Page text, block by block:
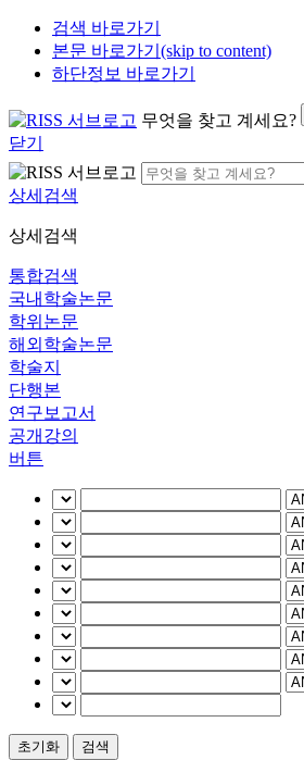
검색 바로가기
본문 바로가기(skip to content)
하단정보 바로가기
무엇을 찾고 계세요?
닫기
상세검색
상세검색
통합검색
국내학술논문
학위논문
해외학술논문
학술지
단행본
연구보고서
공개강의
버튼